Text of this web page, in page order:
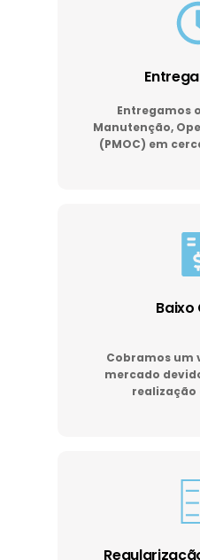
Entregamos
Manutenção,
(PMOC) em
Baixo
Cobramos um
mercado
realização